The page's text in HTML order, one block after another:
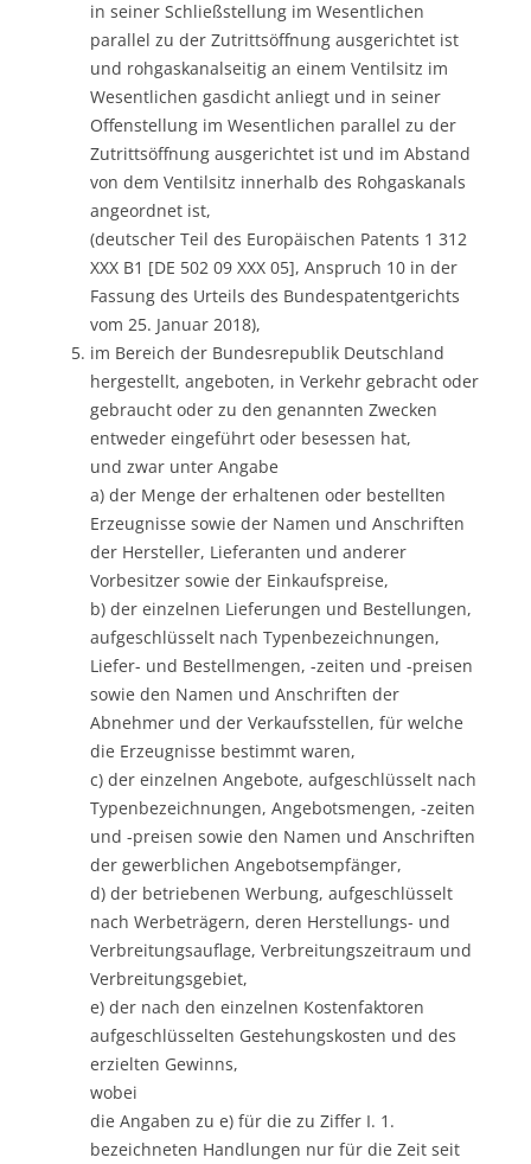
in seiner Schließstellung im Wesentlichen
parallel zu der Zutrittsöffnung ausgerichtet ist
und rohgaskanalseitig an einem Ventilsitz im
Wesentlichen gasdicht anliegt und in seiner
Offenstellung im Wesentlichen parallel zu der
Zutrittsöffnung ausgerichtet ist und im Abstand
von dem Ventilsitz innerhalb des Rohgaskanals
angeordnet ist,
(deutscher Teil des Europäischen Patents 1 312
XXX B1 [DE 502 09 XXX 05], Anspruch 10 in der
Fassung des Urteils des Bundespatentgerichts
vom 25. Januar 2018),
im Bereich der Bundesrepublik Deutschland
hergestellt, angeboten, in Verkehr gebracht oder
gebraucht oder zu den genannten Zwecken
entweder eingeführt oder besessen hat,
und zwar unter Angabe
a) der Menge der erhaltenen oder bestellten
Erzeugnisse sowie der Namen und Anschriften
der Hersteller, Lieferanten und anderer
Vorbesitzer sowie der Einkaufspreise,
b) der einzelnen Lieferungen und Bestellungen,
aufgeschlüsselt nach Typenbezeichnungen,
Liefer- und Bestellmengen, -zeiten und -preisen
sowie den Namen und Anschriften der
Abnehmer und der Verkaufsstellen, für welche
die Erzeugnisse bestimmt waren,
c) der einzelnen Angebote, aufgeschlüsselt nach
Typenbezeichnungen, Angebotsmengen, -zeiten
und -preisen sowie den Namen und Anschriften
der gewerblichen Angebotsempfänger,
d) der betriebenen Werbung, aufgeschlüsselt
nach Werbeträgern, deren Herstellungs- und
Verbreitungsauflage, Verbreitungszeitraum und
Verbreitungsgebiet,
e) der nach den einzelnen Kostenfaktoren
aufgeschlüsselten Gestehungskosten und des
erzielten Gewinns,
wobei
die Angaben zu e) für die zu Ziffer I. 1.
bezeichneten Handlungen nur für die Zeit seit